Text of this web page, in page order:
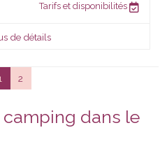
Tarifs et disponibilités
de détails
2
dans le